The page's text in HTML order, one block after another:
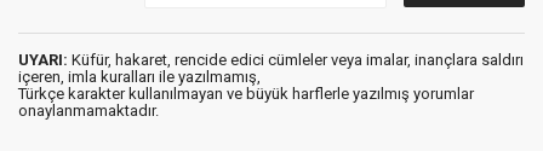
UYARI: Küfür, hakaret, rencide edici cümleler veya imalar, inançlara saldırı
içeren, imla kuralları ile yazılmamış,
Türkçe karakter kullanılmayan ve büyük harflerle yazılmış yorumlar
onaylanmamaktadır.